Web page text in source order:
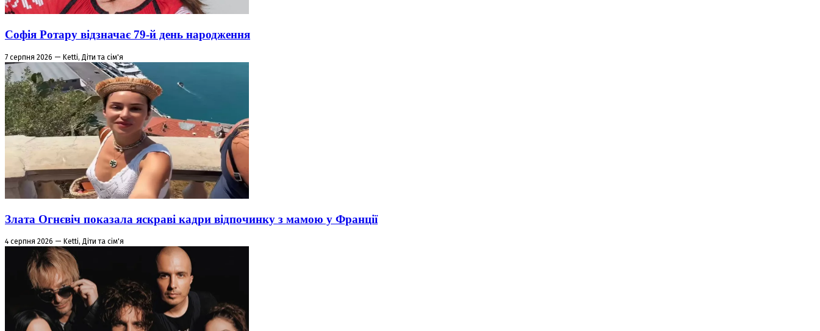
Софія Ротару відзначає 79-й день народження
7 серпня 2026 — Ketti, Діти та сім'я
Злата Огнєвіч показала яскраві кадри відпочинку з мамою у Франції
4 серпня 2026 — Ketti, Діти та сім'я